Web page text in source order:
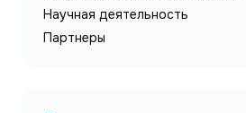
Научная деятельность
Партнеры